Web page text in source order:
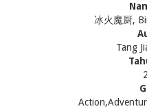
冰火魔厨,
Tang